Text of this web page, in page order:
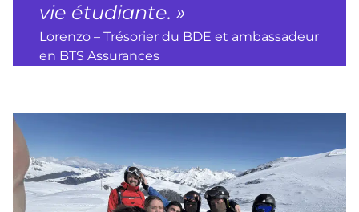
vie étudiante. »
Lorenzo – Trésorier du BDE et ambassadeur
en BTS Assurances